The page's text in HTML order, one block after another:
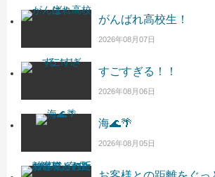
がんばれ高校生！
2026年08月07日
すごすぎる！！
2026年08月06日
海🌊🌴
2026年08月05日